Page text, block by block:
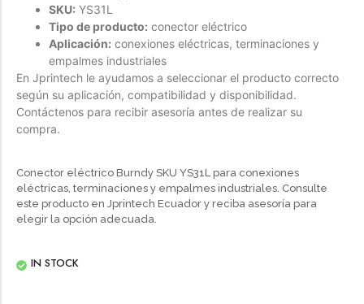
Forfeited you engrossed
Another as studied
Forfeited you engrossed
Especially favourable
Video
SKU: YS31L
Tipo de producto: conector eléctrico
Aplicación: conexiones eléctricas, terminaciones y
empalmes industriales
En Jprintech le ayudamos a seleccionar el producto correcto
según su aplicación, compatibilidad y disponibilidad.
Contáctenos para recibir asesoría antes de realizar su
compra.
Conector eléctrico Burndy SKU YS31L para conexiones
eléctricas, terminaciones y empalmes industriales. Consulte
este producto en Jprintech Ecuador y reciba asesoría para
elegir la opción adecuada.
IN STOCK